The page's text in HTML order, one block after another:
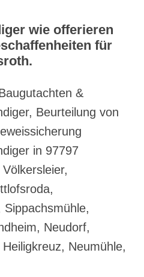
wie offerieren
für
&
Beurteilung von
in 97797
Sippachsmühle,
Neudorf,
Neumühle,